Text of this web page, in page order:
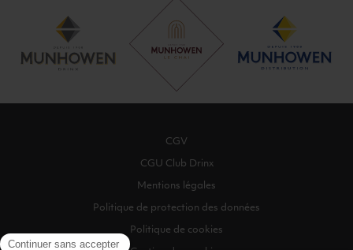
CGV
CGU Club Drinx
Mentions légales
Politique de protection des données
Politique de cookies